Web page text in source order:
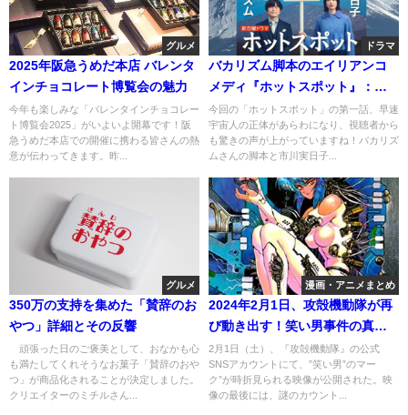
グルメ
2025年阪急うめだ本店 バレンタ
インチョコレート博覧会の魅力
今年も楽しみな「バレンタインチョコレー
ト博覧会2025」がいよいよ開幕です！阪
急うめだ本店での開催に携わる皆さんの熱
意が伝わってきます。昨...
ドラマ
バカリズム脚本のエイリアンコ
メディ『ホットスポット』：初
回放送を振り返る
今回の「ホットスポット」の第一話、早速
宇宙人の正体があらわになり、視聴者から
も驚きの声が上がっていますね！バカリズ
ムさんの脚本と市川実日子...
グルメ
350万の支持を集めた「賛辞のお
やつ」詳細とその反響
頑張った日のご褒美として、おなかも心
も満たしてくれそうなお菓子「賛辞のおや
つ」が商品化されることが決定しました。
クリエイターのミチルさん...
漫画・アニメまとめ
2024年2月1日、攻殻機動隊が再
び動き出す！笑い男事件の真相
に迫る
2月1日（土）、『攻殻機動隊』の公式
SNSアカウントにて、”笑い男”のマー
ク”が時折見られる映像が公開された。映
像の最後には、謎のカウント...